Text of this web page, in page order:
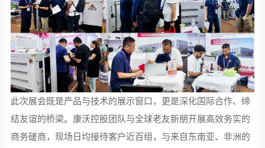
此次展会既是产品与技术的展示窗口，更是深化国际合作、缔
结友谊的桥梁。康沃控股团队与全球老友新朋开展高效务实的
商务磋商，现场日均接待客户近百组，与来自东南亚、非洲的